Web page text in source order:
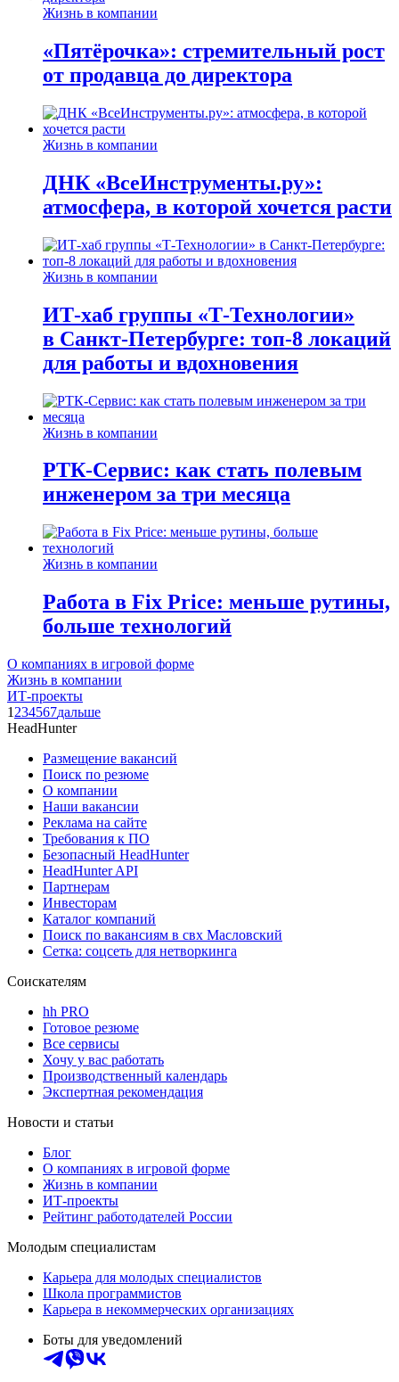
Жизнь в компании
«Пятёрочка»: стремительный рост
от продавца до директора
Жизнь в компании
ДНК «ВсеИнструменты.ру»:
атмосфера, в которой хочется расти
Жизнь в компании
ИТ-хаб группы «Т-Технологии»
в Санкт-Петербурге: топ-8 локаций
для работы и вдохновения
Жизнь в компании
РТК-Сервис: как стать полевым
инженером за три месяца
Жизнь в компании
Работа в Fix Price: меньше рутины,
больше технологий
О компаниях в игровой форме
Жизнь в компании
ИТ-проекты
1 234567дальше
HeadHunter
Размещение вакансий
Поиск по резюме
О компании
Наши вакансии
Реклама на сайте
Требования к ПО
Безопасный HeadHunter
HeadHunter API
Партнерам
Инвесторам
Каталог компаний
Поиск по вакансиям в свх Масловский
Сетка: соцсеть для нетворкинга
Соискателям
hh PRO
Готовое резюме
Все сервисы
Хочу у вас работать
Производственный календарь
Экспертная рекомендация
Новости и статьи
Блог
О компаниях в игровой форме
Жизнь в компании
ИТ-проекты
Рейтинг работодателей России
Молодым специалистам
Карьера для молодых специалистов
Школа программистов
Карьера в некоммерческих организациях
Боты для уведомлений